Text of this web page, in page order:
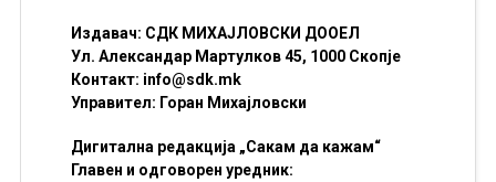
Издавач: СДК МИХАЈЛОВСКИ ДООЕЛ
Ул. Александар Мартулков 45, 1000 Скопје
Контакт: info@sdk.mk
Управител: Горан Михајловски
Дигитална редакција „Сакам да кажам“
Главен и одговорен уредник: